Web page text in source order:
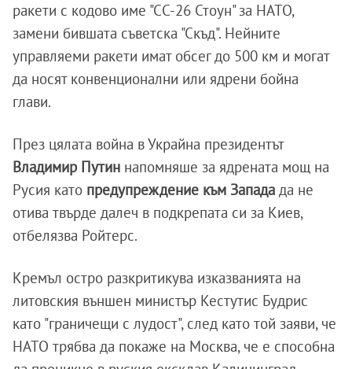
ракети с кодово име "СС-26 Стоун" за НАТО,
замени бившата съветска "Скъд". Нейните
управляеми ракети имат обсег до 500 км и могат
да носят конвенционални или ядрени бойна
глави.
През цялата война в Украйна президентът
Владимир Путин напомняше за ядрената мощ на
Русия като предупреждение към Запада да не
отива твърде далеч в подкрепата си за Киев,
отбелязва Ройтерс.
Кремъл остро разкритикува изказванията на
литовския външен министър Кестутис Будрис
като "граничещи с лудост", след като той заяви, че
НАТО трябва да покаже на Москва, че е способна